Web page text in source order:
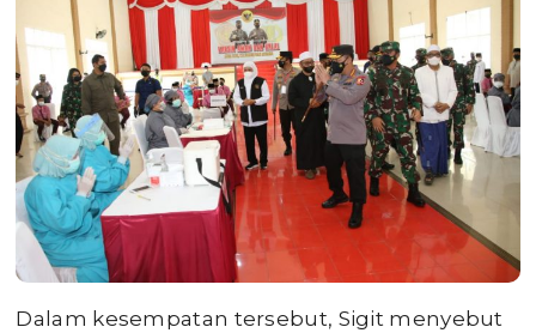
Dalam kesempatan tersebut, Sigit menyebut